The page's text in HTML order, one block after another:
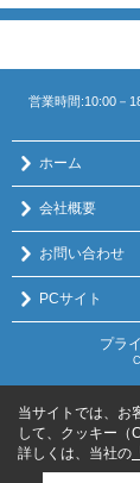
営業時間:10:00－
ホーム
会社概要
お問い合わせ
PCサイト
プラ
当サイトでは、お
して、クッキー（
詳しくは、当社の